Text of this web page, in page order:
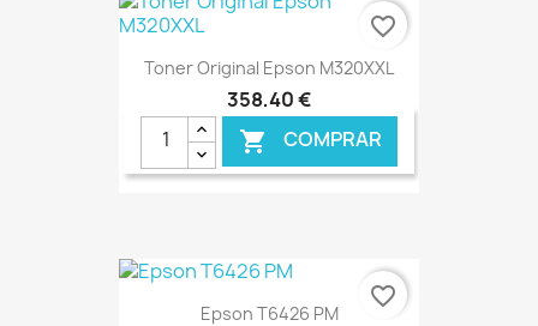
€ ONLINE
Toner Original Epson M320XXL
358,40 €
 COMPRAR
favorite_border
Epson T6426 PM
favorite_border